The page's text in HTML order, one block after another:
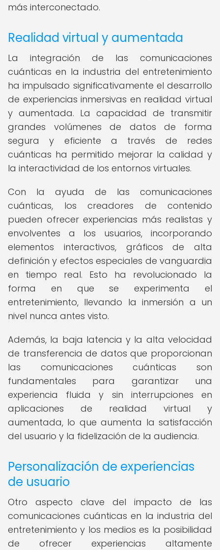
más interconectado.
Realidad virtual y aumentada
La integración de las comunicaciones
cuánticas en la industria del entretenimiento
ha impulsado significativamente el desarrollo
de experiencias inmersivas en realidad virtual
y aumentada. La capacidad de transmitir
grandes volúmenes de datos de forma
segura y eficiente a través de redes
cuánticas ha permitido mejorar la calidad y
la interactividad de los entornos virtuales.
Con la ayuda de las comunicaciones
cuánticas, los creadores de contenido
pueden ofrecer experiencias más realistas y
envolventes a los usuarios, incorporando
elementos interactivos, gráficos de alta
definición y efectos especiales de vanguardia
en tiempo real. Esto ha revolucionado la
forma en que se experimenta el
entretenimiento, llevando la inmersión a un
nivel nunca antes visto.
Además, la baja latencia y la alta velocidad
de transferencia de datos que proporcionan
las comunicaciones cuánticas son
fundamentales para garantizar una
experiencia fluida y sin interrupciones en
aplicaciones de realidad virtual y
aumentada, lo que aumenta la satisfacción
del usuario y la fidelización de la audiencia.
Personalización de experiencias
de usuario
Otro aspecto clave del impacto de las
comunicaciones cuánticas en la industria del
entretenimiento y los medios es la posibilidad
de ofrecer experiencias altamente